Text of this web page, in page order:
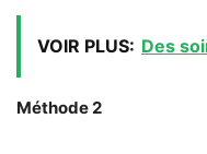
VOIR PLUS: Des
Méthode 2